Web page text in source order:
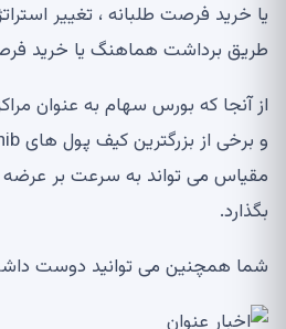
یا خرید فرصت طلبانه ، تغییر
طریق برداشت هماهنگ یا خرید
از آنجا که بورس سهام به عنوان
مقیاس می تواند به سرعت بر عرضه
بگذارد.
شما همچنین می توانید دوست